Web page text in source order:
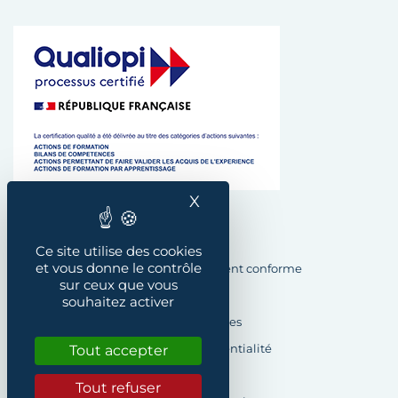
Ce site utilise des cookies
et vous donne le contrôle
sur ceux que vous
souhaitez activer
Tout accepter
Tout refuser
X
Accessibilité : Partiellement conforme
Mentions légales
Politique de confidentialité
Cookies